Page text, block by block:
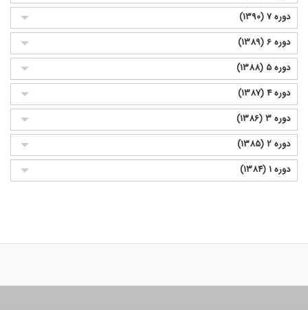
دوره 7 (1390)
دوره 6 (1389)
دوره 5 (1388)
دوره 4 (1387)
دوره 3 (1386)
دوره 2 (1385)
دوره 1 (1384)